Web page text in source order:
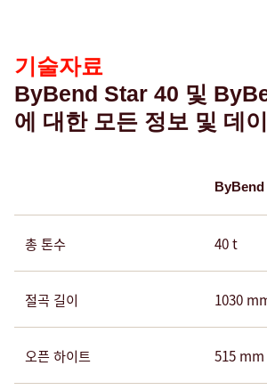
기술자료
ByBend Star 40 및
에 대한 모든 정보 및 데
ByBend
총 톤수 40 t
절곡 길이 1030
오픈 하이트 515 mm